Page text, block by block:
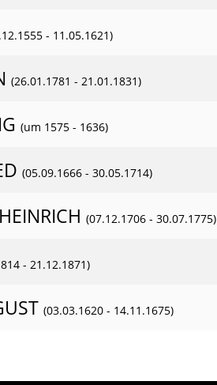
- 11.05.1621)
(26.01.1781 - 21.01.1831)
(um 1575 - 1636)
(05.09.1666 - 30.05.1714)
(07.12.1706 - 30.07.1775)
- 21.12.1871)
(03.03.1620 - 14.11.1675)